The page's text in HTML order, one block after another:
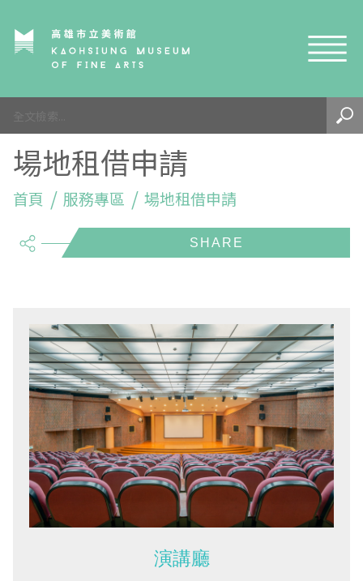
網站導覽
參觀資訊
參觀須知
開館時間
環境介紹
藝術生態園區
兒童美術館
無障礙服務專區
易讀手冊
高美書屋
三秌茶屋
Pasadena
Pinkoi 電商平台
展覽與活動
展覽資訊
典藏與研究
精選典藏
典藏圖檔申請
藝術認證 / 百夜默讀 / 高雄ART青
南島當代記憶工程
視覺藝術影像資料庫
研究出版
系列出版
線上學習
線上書
雄雄藝見你│Podcast
時代之聲│Podcasts
典藏賞析│Podcasts
視覺影像資料庫│影音紀錄
藝術認證│高美館館刊
百夜藝術默讀│典藏閱讀
線上展覽
珍珠—南方視野的女性藝術
多元史觀特藏室二部曲：南方作為衝撞之所
流於形式—梁任宏個展(1999-2024)
透景線：實境的疊隱與擴張
AR/VR體驗
寓懷的行板：劉生容研究展
來自大地的祝福— 2019-2020典藏捐贈展
感知棲所— 關鍵典藏2019-2020
線上學習資源
相遇在南方 - 教/學包
美術資源教室-手作課程
高美館
關於高美館/年報
關於館長
組織職掌
規劃傳承
兒童美術館
關於兒童美術館
藝術生態園區
高美之友
美術館會員
EN TW
場地租借申請
首頁 服務專區 場地租借申請
share
演講廳